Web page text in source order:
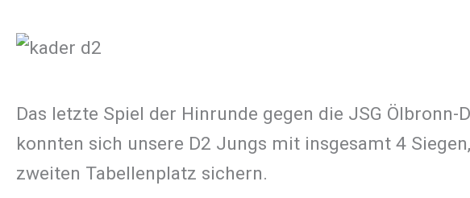
Das letzte Spiel der Hinrunde gegen die JSG
konnten sich unsere D2 Jungs mit insgesamt 4
zweiten Tabellenplatz sichern.